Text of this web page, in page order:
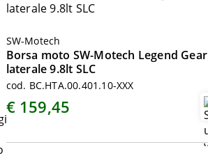
SW-Motech
Borsa moto SW-Motech Legend Gear
laterale 9.8lt SLC
cod. BC.HTA.00.401.10-XXX
€ 159,45